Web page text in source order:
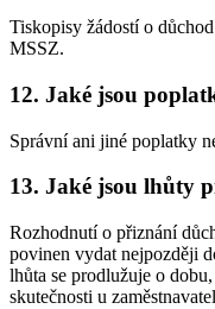
Tiskopisy žádostí o
MSSZ.
12. Jaké jsou
Správní ani jiné poplatky
13. Jaké jsou lhůty
Rozhodnutí o přiznání
povinen vydat nejpozději
lhůta se prodlužuje o
skutečnosti u